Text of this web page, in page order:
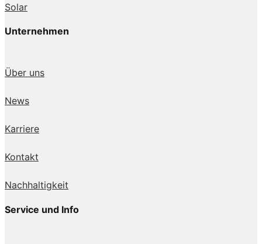
Solar
Unternehmen
Über uns
News
Karriere
Kontakt
Nachhaltigkeit
Service und Info